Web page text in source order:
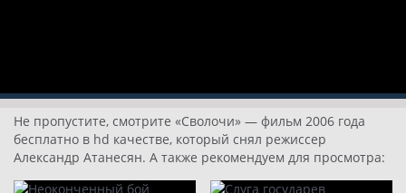
Не пропустите, смотрите «Сволочи» — фильм 2006 года
бесплатно в hd качестве, который снял режиссер
Александр Атанесян. А также рекомендуем для просмотра: